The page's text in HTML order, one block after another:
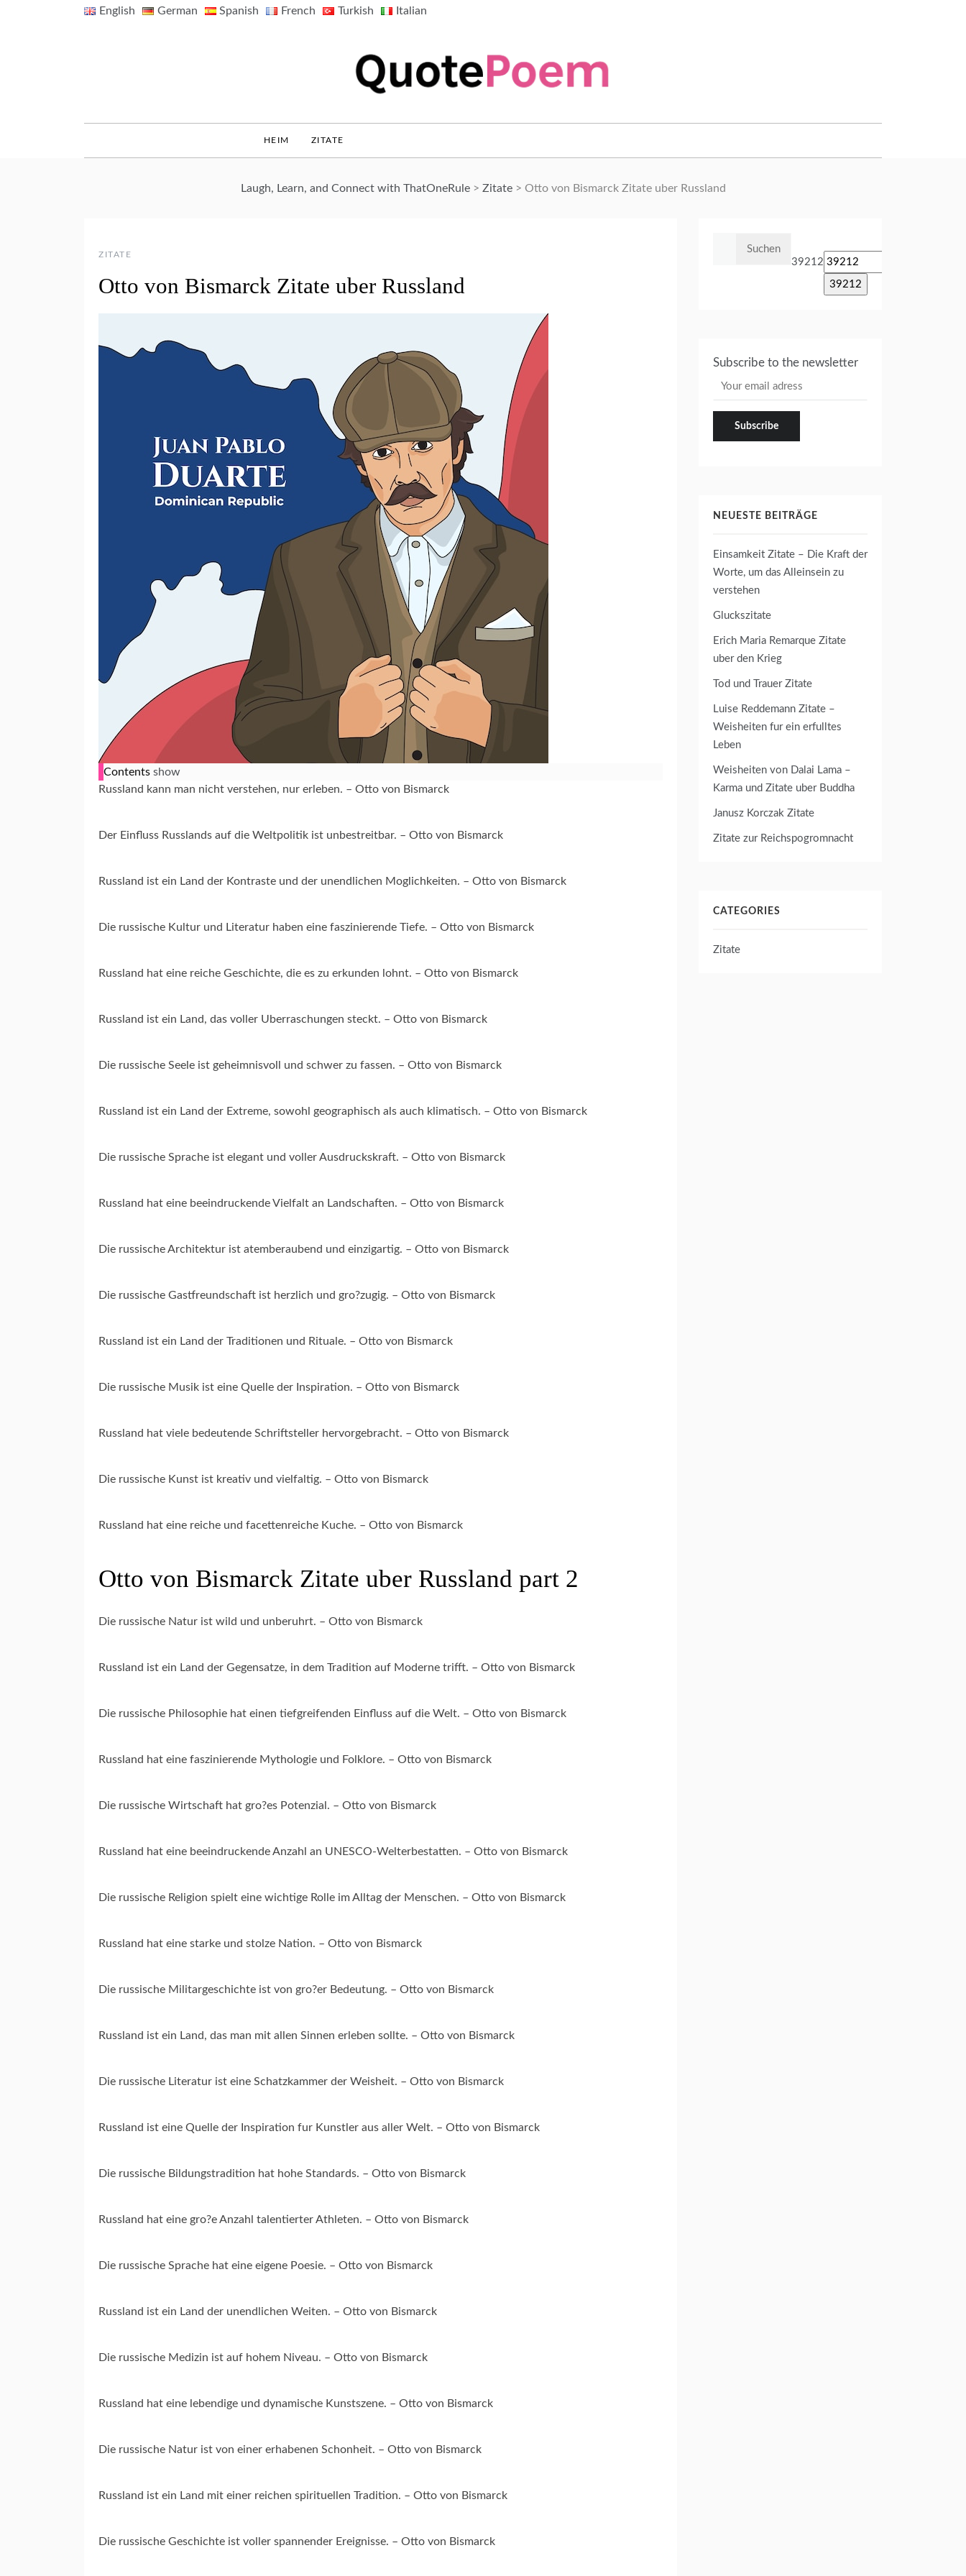
English German Spanish French Turkish Italian
HEIM ZITATE
Laugh, Learn, and Connect with ThatOneRule> Zitate> Otto von Bismarck Zitate uber Russland
ZITATE
Otto von Bismarck Zitate uber Russland
Contents show
Russland kann man nicht verstehen, nur erleben. – Otto von Bismarck
Der Einfluss Russlands auf die Weltpolitik ist unbestreitbar. – Otto von Bismarck
Russland ist ein Land der Kontraste und der unendlichen Moglichkeiten. – Otto von Bismarck
Die russische Kultur und Literatur haben eine faszinierende Tiefe. – Otto von Bismarck
Russland hat eine reiche Geschichte, die es zu erkunden lohnt. – Otto von Bismarck
Russland ist ein Land, das voller Uberraschungen steckt. – Otto von Bismarck
Die russische Seele ist geheimnisvoll und schwer zu fassen. – Otto von Bismarck
Russland ist ein Land der Extreme, sowohl geographisch als auch klimatisch. – Otto von Bismarck
Die russische Sprache ist elegant und voller Ausdruckskraft. – Otto von Bismarck
Russland hat eine beeindruckende Vielfalt an Landschaften. – Otto von Bismarck
Die russische Architektur ist atemberaubend und einzigartig. – Otto von Bismarck
Die russische Gastfreundschaft ist herzlich und gro?zugig. – Otto von Bismarck
Russland ist ein Land der Traditionen und Rituale. – Otto von Bismarck
Die russische Musik ist eine Quelle der Inspiration. – Otto von Bismarck
Russland hat viele bedeutende Schriftsteller hervorgebracht. – Otto von Bismarck
Die russische Kunst ist kreativ und vielfaltig. – Otto von Bismarck
Russland hat eine reiche und facettenreiche Kuche. – Otto von Bismarck
Otto von Bismarck Zitate uber Russland part 2
Die russische Natur ist wild und unberuhrt. – Otto von Bismarck
Russland ist ein Land der Gegensatze, in dem Tradition auf Moderne trifft. – Otto von Bismarck
Die russische Philosophie hat einen tiefgreifenden Einfluss auf die Welt. – Otto von Bismarck
Russland hat eine faszinierende Mythologie und Folklore. – Otto von Bismarck
Die russische Wirtschaft hat gro?es Potenzial. – Otto von Bismarck
Russland hat eine beeindruckende Anzahl an UNESCO-Welterbestatten. – Otto von Bismarck
Die russische Religion spielt eine wichtige Rolle im Alltag der Menschen. – Otto von Bismarck
Russland hat eine starke und stolze Nation. – Otto von Bismarck
Die russische Militargeschichte ist von gro?er Bedeutung. – Otto von Bismarck
Russland ist ein Land, das man mit allen Sinnen erleben sollte. – Otto von Bismarck
Die russische Literatur ist eine Schatzkammer der Weisheit. – Otto von Bismarck
Russland ist eine Quelle der Inspiration fur Kunstler aus aller Welt. – Otto von Bismarck
Die russische Bildungstradition hat hohe Standards. – Otto von Bismarck
Russland hat eine gro?e Anzahl talentierter Athleten. – Otto von Bismarck
Die russische Sprache hat eine eigene Poesie. – Otto von Bismarck
Russland ist ein Land der unendlichen Weiten. – Otto von Bismarck
Die russische Medizin ist auf hohem Niveau. – Otto von Bismarck
Russland hat eine lebendige und dynamische Kunstszene. – Otto von Bismarck
Die russische Natur ist von einer erhabenen Schonheit. – Otto von Bismarck
Russland ist ein Land mit einer reichen spirituellen Tradition. – Otto von Bismarck
Die russische Geschichte ist voller spannender Ereignisse. – Otto von Bismarck
39212
Subscribe to the newsletter
NEUESTE BEITRÄGE
Einsamkeit Zitate – Die Kraft der
Worte, um das Alleinsein zu
verstehen
Gluckszitate
Erich Maria Remarque Zitate
uber den Krieg
Tod und Trauer Zitate
Luise Reddemann Zitate –
Weisheiten fur ein erfulltes
Leben
Weisheiten von Dalai Lama –
Karma und Zitate uber Buddha
Janusz Korczak Zitate
Zitate zur Reichspogromnacht
CATEGORIES
Zitate